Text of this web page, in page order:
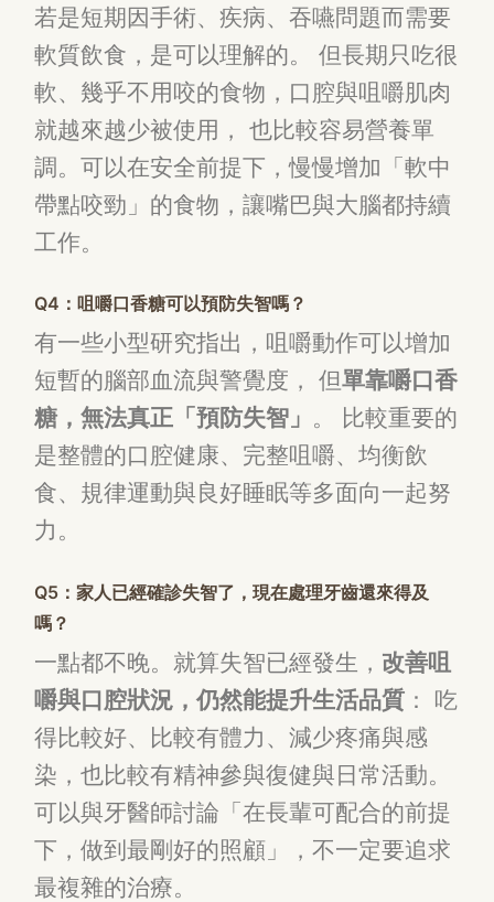
若是短期因手術、疾病、吞嚥問題而需要
軟質飲食，是可以理解的。 但長期只吃很
軟、幾乎不用咬的食物，口腔與咀嚼肌肉
就越來越少被使用， 也比較容易營養單
調。可以在安全前提下，慢慢增加「軟中
帶點咬勁」的食物，讓嘴巴與大腦都持續
工作。
Q4：咀嚼口香糖可以預防失智嗎？
有一些小型研究指出，咀嚼動作可以增加
短暫的腦部血流與警覺度， 但單靠嚼口香
糖，無法真正「預防失智」 。 比較重要的
是整體的口腔健康、完整咀嚼、均衡飲
食、規律運動與良好睡眠等多面向一起努
力。
Q5：家人已經確診失智了，現在處理牙齒還來得及
嗎？
一點都不晚。就算失智已經發生， 改善咀
嚼與口腔狀況，仍然能提升生活品質 ： 吃
得比較好、比較有體力、減少疼痛與感
染，也比較有精神參與復健與日常活動。
可以與牙醫師討論「在長輩可配合的前提
下，做到最剛好的照顧」，不一定要追求
最複雜的治療。